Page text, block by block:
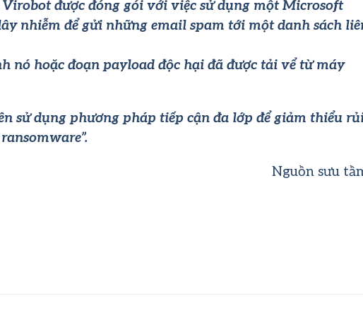
được đóng gói với việc sử dụng một Microsoft
nhiễm để gửi những email spam tới một danh sách
nó hoặc đoạn payload độc hại đã được tải vể từ máy
sử dụng phương pháp tiếp cận đa lớp để giảm thiểu
Nguồn sưu